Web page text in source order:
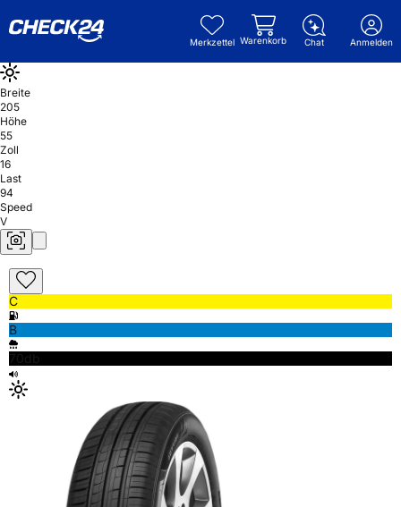
Merkzettel Warenkorb Chat Anmelden
Breite
205
Höhe
55
Zoll
16
Last
94
Speed
V
C
B
70db